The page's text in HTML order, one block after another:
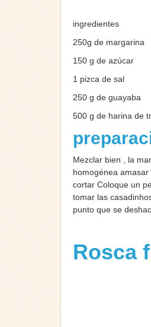
ingredientes
250g de margarina
150 g de azúcar
1 pizca de sal
250 g de guayaba
500 g de harina de
Mezclar bien , la
homogénea
cortar Coloque un
tomar las
punto que se
Rosca